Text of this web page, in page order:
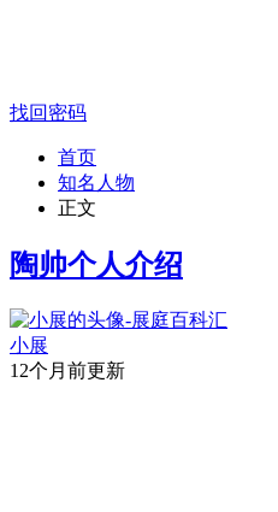
找回密码
首页
知名人物
正文
陶帅个人介绍
小展
12个月前更新